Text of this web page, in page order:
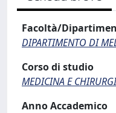
Facoltà/
DIPARTIMENTO DI
Corso di studio
MEDICINA E
Anno Accademico